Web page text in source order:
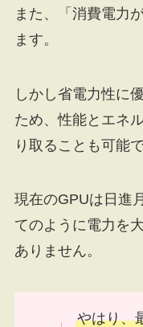
また、「消費電力
ます。
しかし省電力性に
ため、性能とエネ
り取ることも可能で
現在のGPUは日進
てのように電力を
ありません。
やはり、